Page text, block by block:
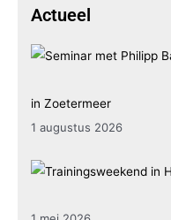
Actueel
in Zoetermeer
1 augustus 2026